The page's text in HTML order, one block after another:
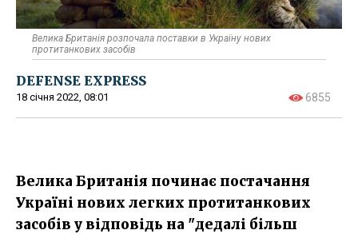
Велика Британія розпочала поставки в Україну нових
протитанкових засобів
DEFENSE EXPRESS
18 січня 2022, 08:01 6855
Велика Британія починає постачання
Україні нових легких протитанкових
засобів у відповідь на "дедалі більш